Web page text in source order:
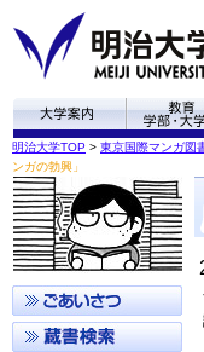
明治大学TOP > 東京国際マンガ図
ンガの勃興」